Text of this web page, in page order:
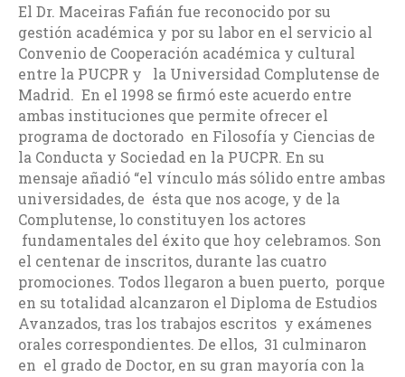
El Dr. Maceiras Fafián fue reconocido por su
gestión académica y por su labor en el servicio al
Convenio de Cooperación académica y cultural
entre la PUCPR y la Universidad Complutense de
Madrid. En el 1998 se firmó este acuerdo entre
ambas instituciones que permite ofrecer el
programa de doctorado en Filosofía y Ciencias de
la Conducta y Sociedad en la PUCPR. En su
mensaje añadió “el vínculo más sólido entre ambas
universidades, de ésta que nos acoge, y de la
Complutense, lo constituyen los actores
fundamentales del éxito que hoy celebramos. Son
el centenar de inscritos, durante las cuatro
promociones. Todos llegaron a buen puerto, porque
en su totalidad alcanzaron el Diploma de Estudios
Avanzados, tras los trabajos escritos y exámenes
orales correspondientes. De ellos, 31 culminaron
en el grado de Doctor, en su gran mayoría con la